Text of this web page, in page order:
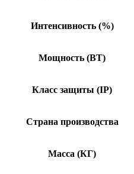
Интенсивность (%)
Мощность (ВТ)
Класс защиты (IP)
Страна производства
Масса (КГ)